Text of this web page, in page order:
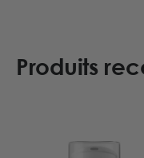
Produits